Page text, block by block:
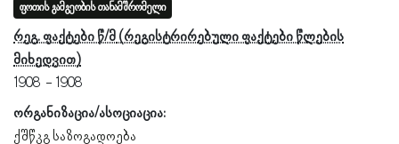
ფოთის გამგეობის თანამშრომელი
რეგ. ფაქტები წ/მ
1908
1908
ორგანიზაცია/ასოციაცია:
ქშწკგ საზოგადოება